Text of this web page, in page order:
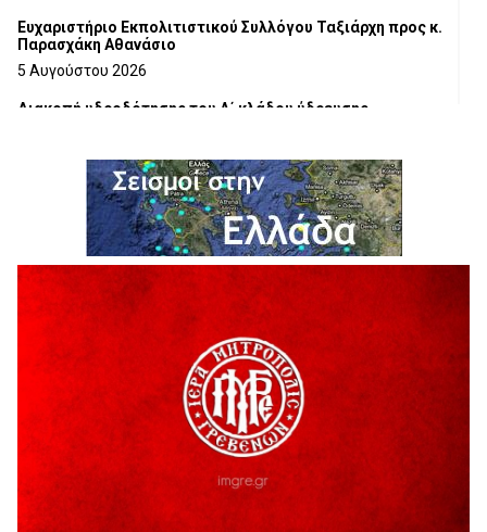
Ευχαριστήριο Εκπολιτιστικού Συλλόγου Ταξιάρχη προς κ.
Παρασχάκη Αθανάσιο
5 Αυγούστου 2026
Διακοπή υδροδότησης του Α΄ κλάδου ύδρευσης
Η Marseaux στα Γρεβενά για μια μοναδική συναυλία
5 Αυγούστου 2026
Θερινό Σινεμά στο πλαίσιο του «Πολιτιστικού
Καλοκαιριού 2026» με την βραβευμένη ταινία «Μικρές
Ανάσες».
5 Αυγούστου 2026
Γρεβενά: Συνελήφθη 18χρονος αλλοδαπός, για κλοπή
εξοπλισμού γυμναστηρίου
ΑΗ ΛΑΟΣ | 5 Αυγούστου | Υπαίθριο Θέατρο “Καστράκι”,
41η Γιορτή Κρασιού στο Τρίκωμο – «Γιορτή Παράδοσης»
5 Αυγούστου 2026